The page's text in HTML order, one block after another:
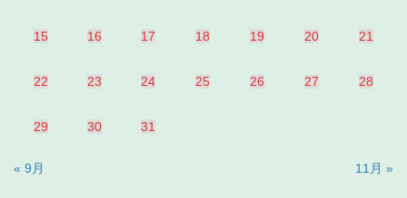
15 16 17 18 19 20 21
22 23 24 25 26 27 28
29 30 31
« 9月 11月 »